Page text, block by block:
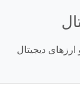
دیجیتال